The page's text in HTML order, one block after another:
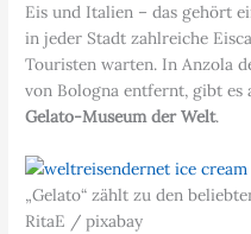
Eis und Italien – das gehört
in jeder Stadt zahlreiche
Touristen warten. In Anzola
von Bologna entfernt, gibt es
Gelato-Museum der Welt.
„Gelato“ zählt zu den
RitaE / pixabay